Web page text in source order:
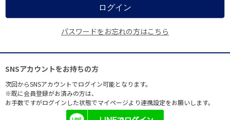
パスワードをお忘れの方はこちら
SNSアカウントをお持ちの方
次回からSNSアカウントでログイン可能となります。
※既に会員登録がお済みの方は、
お手数ですがログインした状態でマイページより連携設定をお願いします。